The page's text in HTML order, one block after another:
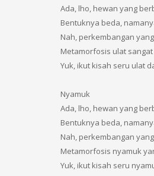
Ada, lho, hewan yang
Bentuknya beda,
Nah, perkembangan
Metamorfosis ulat
Yuk, ikut kisah seru ulat
Nyamuk
Ada, lho, hewan yang
Bentuknya beda,
Nah, perkembangan
Metamorfosis nyamuk
Yuk, ikut kisah seru